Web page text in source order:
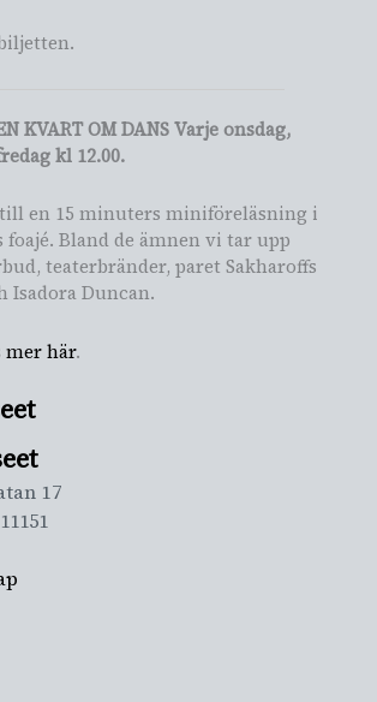
KVART OM DANS Varje onsdag,
kl 12.00.
en 15 minuters miniföreläsning i
foajé. Bland de ämnen vi tar upp
teaterbränder, paret Sakharoffs
Isadora Duncan.
mer här.
17
11151